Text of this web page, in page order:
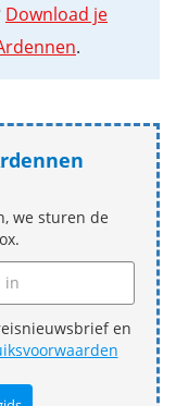
Download je
.
we sturen de
en